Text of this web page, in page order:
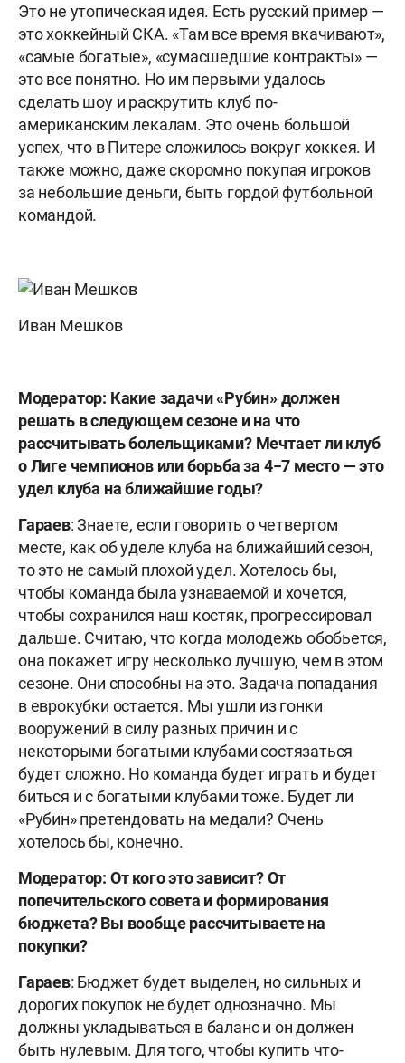
Это не утопическая идея. Есть русский пример —
это хоккейный СКА. «Там все время вкачивают»,
«самые богатые», «сумасшедшие контракты» —
это все понятно. Но им первыми удалось
сделать шоу и раскрутить клуб по-
американским лекалам. Это очень большой
успех, что в Питере сложилось вокруг хоккея. И
также можно, даже скоромно покупая игроков
за небольшие деньги, быть гордой футбольной
командой.
Иван Мешков
Модератор: Какие задачи «Рубин» должен
решать в следующем сезоне и на что
рассчитывать болельщиками? Мечтает ли клуб
о Лиге чемпионов или борьба за 4−7 место — это
удел клуба на ближайшие годы?
Гараев: Знаете, если говорить о четвертом
месте, как об уделе клуба на ближайший сезон,
то это не самый плохой удел. Хотелось бы,
чтобы команда была узнаваемой и хочется,
чтобы сохранился наш костяк, прогрессировал
дальше. Считаю, что когда молодежь обобьется,
она покажет игру несколько лучшую, чем в этом
сезоне. Они способны на это. Задача попадания
в еврокубки остается. Мы ушли из гонки
вооружений в силу разных причин и с
некоторыми богатыми клубами состязаться
будет сложно. Но команда будет играть и будет
биться и с богатыми клубами тоже. Будет ли
«Рубин» претендовать на медали? Очень
хотелось бы, конечно.
Модератор: От кого это зависит? От
попечительского совета и формирования
бюджета? Вы вообще рассчитываете на
покупки?
Гараев: Бюджет будет выделен, но сильных и
дорогих покупок не будет однозначно. Мы
должны укладываться в баланс и он должен
быть нулевым. Для того, чтобы купить что-